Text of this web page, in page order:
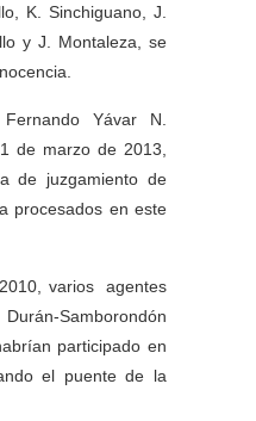
K. Sinchiguano, J.
y J. Montaleza, se
Yávar N.
de marzo de 2013,
de juzgamiento de
procesados en este
varios agentes
Samborondón
participado en
el puente de la